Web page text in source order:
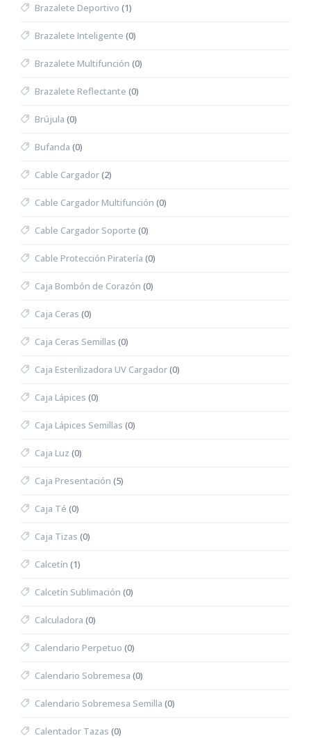
Brazalete Deportivo (1)
Brazalete Inteligente (0)
Brazalete Multifunción (0)
Brazalete Reflectante (0)
Brújula (0)
Bufanda (0)
Cable Cargador(2)
Cable Cargador Multifunción (0)
Cable Cargador Soporte (0)
Cable Protección Piratería (0)
Caja Bombón de Corazón (0)
Caja Ceras (0)
Caja Ceras Semillas (0)
Caja Esterilizadora UV Cargador(0)
Caja Lápices (0)
Caja Lápices Semillas (0)
Caja Luz (0)
Caja Presentación (5)
Caja Té (0)
Caja Tizas (0)
Calcetín (1)
Calcetín Sublimación (0)
Calculadora (0)
Calendario Perpetuo (0)
Calendario Sobremesa (0)
Calendario Sobremesa Semilla (0)
Calentador Tazas (0)